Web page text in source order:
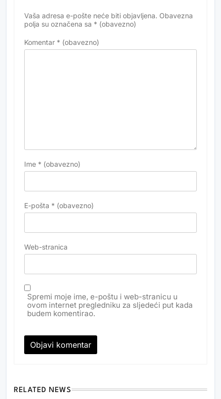
Vaša adresa e-pošte neće biti objavljena. Obavezna
polja su označena sa * (obavezno)
Komentar * (obavezno)
Ime * (obavezno)
E-pošta * (obavezno)
Web-stranica
Spremi moje ime, e-poštu i web-stranicu u
ovom internet pregledniku za sljedeći put kada
budem komentirao.
Alternative:
RELATED NEWS